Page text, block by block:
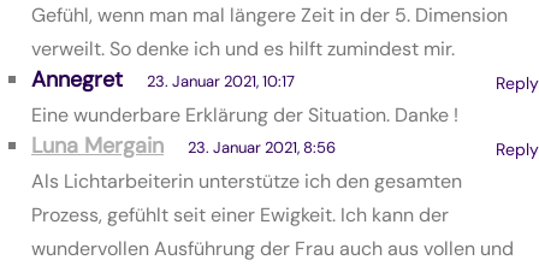
Gefühl, wenn man mal längere Zeit in der 5. Dimension
verweilt. So denke ich und es hilft zumindest mir.
Reply
Annegret 23. Januar 2021, 10:17
Eine wunderbare Erklärung der Situation. Danke !
Reply
Luna Mergain 23. Januar 2021, 8:56
Als Lichtarbeiterin unterstütze ich den gesamten
Prozess, gefühlt seit einer Ewigkeit. Ich kann der
wundervollen Ausführung der Frau auch aus vollen und